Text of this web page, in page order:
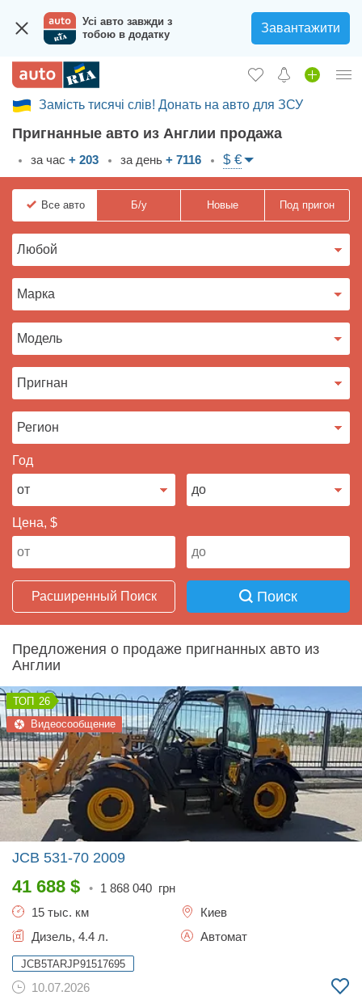
Усі авто завжди з
тобою в додатку
Завантажити
Вход в кабинет
Збір на авто для ЗСУ
Автомобили б/у
Новые авто
Новости
Все для авто
Загрузить приложение
Замість тисячі слів! Донать на авто для ЗСУ
Пригнанные авто из Англии продажа
за час + 203 за день + 7116 $ €
Все авто Б/у Новые Под пригон
Год
Цена, $
Расширенный Поиск Поиск
Предложения о продаже пригнанных авто из
Англии
26
Видеосообщение
JCB 531-70 2009
41 688 $ • 1 868 040 грн
15 тыс. км
Киев
Дизель, 4.4 л.
Автомат
JCB5TARJP91517695
10.07.2026